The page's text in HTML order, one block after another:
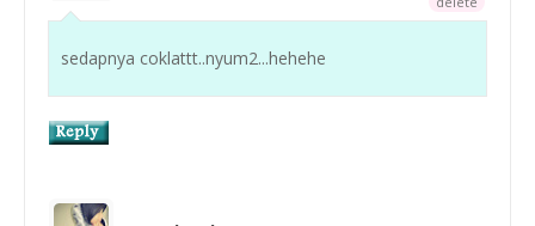
sedapnya coklattt..nyum2...hehehe